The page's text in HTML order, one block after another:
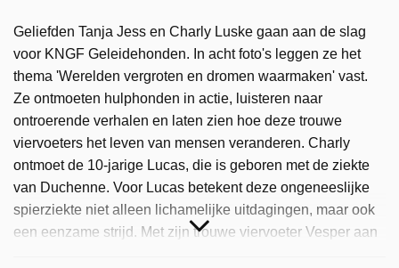
Geliefden Tanja Jess en Charly Luske gaan aan de slag
voor KNGF Geleidehonden. In acht foto's leggen ze het
thema 'Werelden vergroten en dromen waarmaken' vast.
Ze ontmoeten hulphonden in actie, luisteren naar
ontroerende verhalen en laten zien hoe deze trouwe
viervoeters het leven van mensen veranderen. Charly
ontmoet de 10-jarige Lucas, die is geboren met de ziekte
van Duchenne. Voor Lucas betekent deze ongeneeslijke
spierziekte niet alleen lichamelijke uitdagingen, maar ook
een eenzame strijd. Met zijn trouwe viervoeter Vesper aan